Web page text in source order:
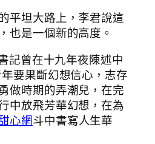
平坦大路上，李君說這
也是一個新的高度。
記曾在十九年夜陳述中
要果斷幻想信心，志存
做時期的弄潮兒，在完
中放飛芳華幻想，在為
心網斗中書寫人生華